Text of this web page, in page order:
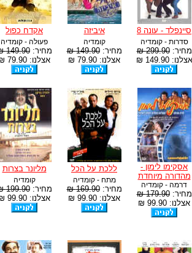
סיינפלד - עונה 8
סדרות - קומדיה
מחיר:299.90 ₪
אצלנו: 149.90 ₪
איביזה
קומדיה
מחיר:149.90 ₪
אצלנו: 79.90 ₪
אקדח כפול
פעולה - קומדיה
מחיר:149.90 ₪
אצלנו: 79.90 ₪
אסקימו לימון -
מהדורה מיוחדת
דרמה - קומדיה
מחיר:179.90 ₪
אצלנו: 99.90 ₪
ללכת על הכל
מתח - קומדיה
מחיר:169.90 ₪
אצלנו: 99.90 ₪
מליונר בצרות
קומדיה
מחיר:199.90 ₪
אצלנו: 99.90 ₪